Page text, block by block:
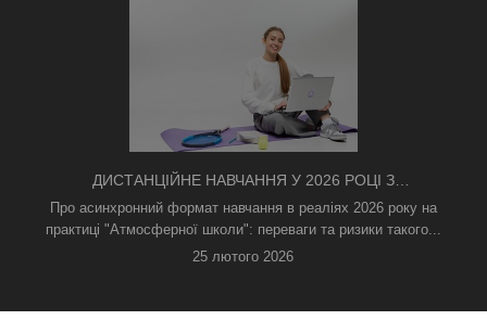
ДИСТАНЦІЙНЕ НАВЧАННЯ У 2026 РОЦІ З
ТРИВОГАМИ ТА БЕЗ СВІТЛА: ЯК АСИНХРОННИЙ
ФОРМАТ РЯТУЄ ОСВІТНІЙ ПРОЦЕС
Про асинхронний формат навчання в реаліях 2026 року на
практиці "Атмосферної школи": переваги та ризики такого...
25 лютого 2026